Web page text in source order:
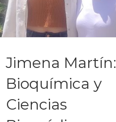
Jimena Martín:
Bioquímica y
Ciencias